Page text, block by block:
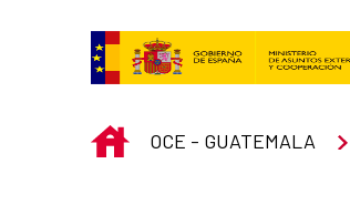
INICIO
OCE - GUATEMALA